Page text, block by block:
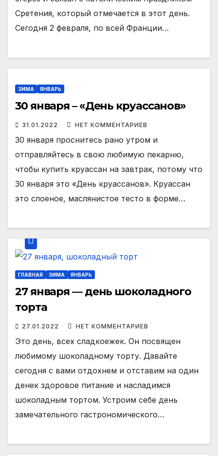
Сретения, который отмечается в этот день.
Сегодня 2 февраля, по всей Франции…
ЗИМА ЯНВАРЬ
30 января – «День круассанов»
31.01.2022 НЕТ КОММЕНТАРИЕВ
30 января проснитесь рано утром и
отправляйтесь в свою любимую пекарню,
чтобы купить круассан на завтрак, потому что
30 января это «День круассанов». Круассан
это слоеное, маслянистое тесто в форме…
ГЛАВНАЯ ЗИМА ЯНВАРЬ
27 января — день шоколадного
торта
27.01.2022 НЕТ КОММЕНТАРИЕВ
Это день, всех сладкоежек. Он посвящен
любимому шоколадному торту. Давайте
сегодня с вами отдохнем и отставим на один
денек здоровое питание и насладимся
шоколадным тортом. Устроим себе день
замечательного гастрономического…